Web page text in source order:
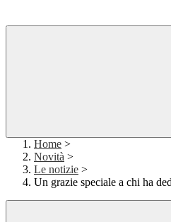
Home >
Novità >
Le notizie >
Un grazie speciale a chi ha